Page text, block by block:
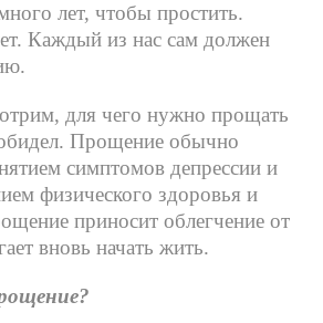
лет, чтобы простить.
Каждый из нас сам должен
для чего нужно прощать
Прощение обычно
симптомов депрессии и
физического здоровья и
приносит облегчение от
вновь начать жить.